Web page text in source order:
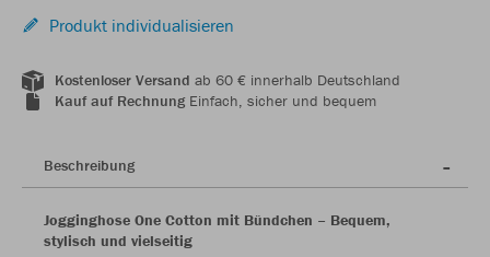
Produkt individualisieren
Kostenloser Versand ab 60 € innerhalb Deutschland
Kauf auf RechnungEinfach, sicher und bequem
Beschreibung
Jogginghose One Cotton mit Bündchen – Bequem,
stylisch und vielseitig